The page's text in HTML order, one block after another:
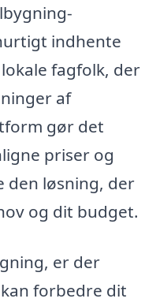
indhente
fagfolk, der
af
gør det
priser og
den løsning, der
og dit budget.
er der
forbedre dit